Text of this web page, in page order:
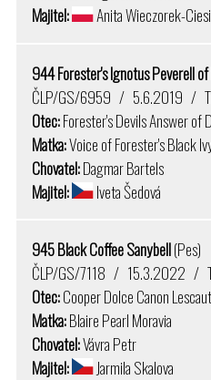
Majitel:
Anita Wieczorek-
944 Forester's Ignotus Peverell
ČLP/GS/6959 / 5.6.2019 /
Otec:Forester's Devils Answer of
Matka:Voice of Forester's Black
Chovatel:Dagmar Bartels
Majitel:
Iveta Šedová
945 Black Coffee Sanybell(Pes)
ČLP/GS/7118 / 15.3.2022 /
Otec:Cooper Dolce Canon Lescaut
Matka:Blaire Pearl Moravia
Chovatel:Vávra Petr
Majitel:
Jarmila Skalova